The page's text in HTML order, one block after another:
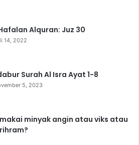
m
Alquran: Juz 30
14, 2022
Surah Al Isra Ayat 1-8
5, 2023
minyak angin atau viks atau